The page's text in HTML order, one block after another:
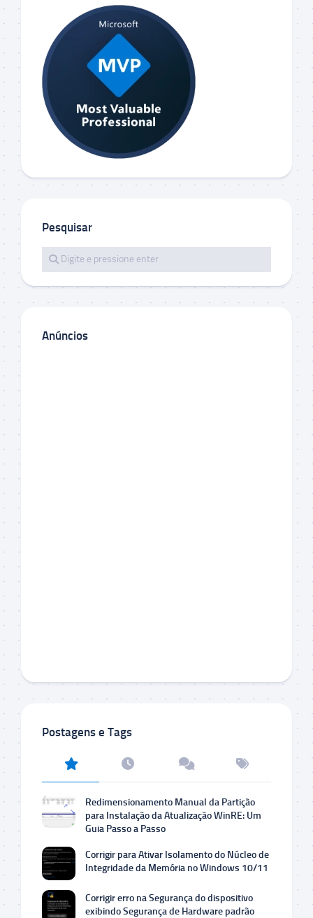
Pesquisar
Anúncios
Postagens e Tags
Redimensionamento Manual da Partição
para Instalação da Atualização WinRE: Um
Guia Passo a Passo
Corrigir para Ativar Isolamento do Núcleo de
Integridade da Memória no Windows 10/11
Corrigir erro na Segurança do dispositivo
exibindo Segurança de Hardware padrão